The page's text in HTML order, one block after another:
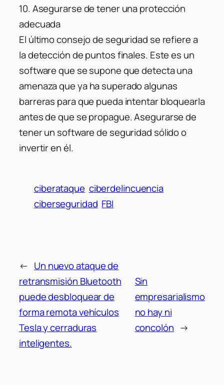
10. Asegurarse de tener una protección
adecuada
El último consejo de seguridad se refiere a
la detección de puntos finales. Este es un
software que se supone que detecta una
amenaza que ya ha superado algunas
barreras para que pueda intentar bloquearla
antes de que se propague. Asegurarse de
tener un software de seguridad sólido o
invertir en él.
ciberataque ciberdelincuencia
ciberseguridad FBI
← Un nuevo ataque de
retransmisión Bluetooth
puede desbloquear de
forma remota vehículos
Tesla y cerraduras
inteligentes.
Sin
empresarialismo
no hay ni
concolón →